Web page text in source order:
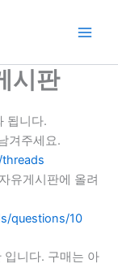
시판
됩니다.
겨주세요.
유게시판에 올려
questions/10
입니다. 구매는 아